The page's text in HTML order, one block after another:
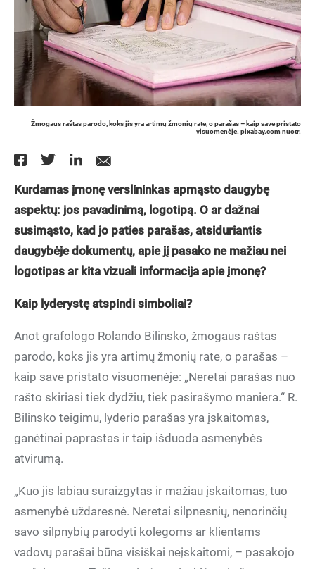
Žmogaus raštas parodo, koks jis yra artimų žmonių rate, o parašas – kaip save pristato
visuomenėje. pixabay.com nuotr.
Kurdamas įmonę verslininkas apmąsto daugybę
aspektų: jos pavadinimą, logotipą. O ar dažnai
susimąsto, kad jo paties parašas, atsiduriantis
daugybėje dokumentų, apie jį pasako ne mažiau nei
logotipas ar kita vizuali informacija apie įmonę?
Kaip lyderystę atspindi simboliai?
Anot grafologo Rolando Bilinsko, žmogaus raštas
parodo, koks jis yra artimų žmonių rate, o parašas –
kaip save pristato visuomenėje: „Neretai parašas nuo
rašto skiriasi tiek dydžiu, tiek pasirašymo maniera.“ R.
Bilinsko teigimu, lyderio parašas yra įskaitomas,
ganėtinai paprastas ir taip išduoda asmenybės
atvirumą.
„Kuo jis labiau suraizgytas ir mažiau įskaitomas, tuo
asmenybė uždaresnė. Neretai silpnesnių, nenorinčių
savo silpnybių parodyti kolegoms ar klientams
vadovų parašai būna visiškai neįskaitomi, – pasakojo